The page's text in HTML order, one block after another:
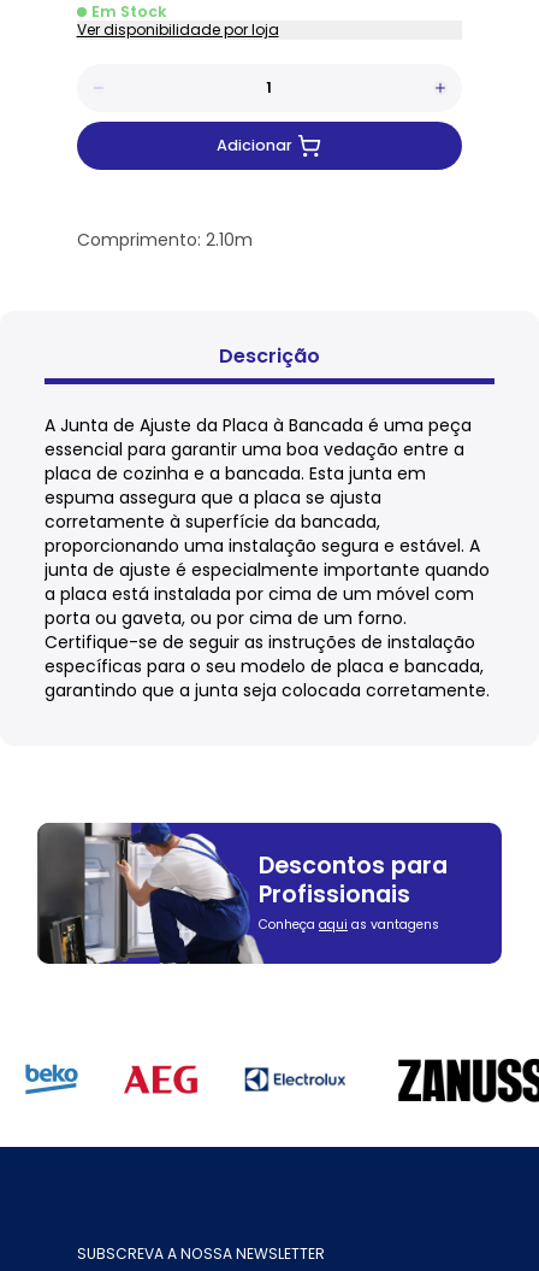
Em Stock
Ver disponibilidade por loja
Adicionar
Comprimento: 2.10m
Descrição
A Junta de Ajuste da Placa à Bancada é uma peça
essencial para garantir uma boa vedação entre a
placa de cozinha e a bancada. Esta junta em
espuma assegura que a placa se ajusta
corretamente à superfície da bancada,
proporcionando uma instalação segura e estável. A
junta de ajuste é especialmente importante quando
a placa está instalada por cima de um móvel com
porta ou gaveta, ou por cima de um forno.
Certifique-se de seguir as instruções de instalação
específicas para o seu modelo de placa e bancada,
garantindo que a junta seja colocada corretamente.
Descontos para
Profissionais
Conheça aqui as vantagens
SUBSCREVA A NOSSA NEWSLETTER